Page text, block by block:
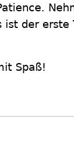
der erste
Spaß!